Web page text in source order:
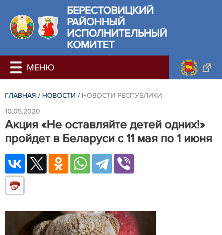
БЕРЕСТОВИЦКИЙ
РАЙОННЫЙ
ИСПОЛНИТЕЛЬНЫЙ
КОМИТЕТ
ГЛАВНАЯ / НОВОСТИ / НОВОСТИ РЕСПУБЛИКИ
10.05.2020
Акция «Не оставляйте детей одних!»
пройдет в Беларуси с 11 мая по 1 июня